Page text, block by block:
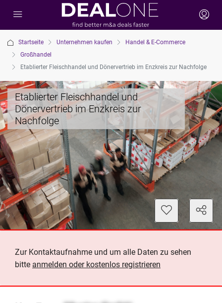
Startseite Unternehmen kaufen
Handel & E-Commerce
Großhandel
Etablierter Fleischhandel und Dönervertrieb im Enzkreis zur Nachfolge
Etablierter Fleischhandel und
Dönervertrieb im Enzkreis zur
Nachfolge
Zur Kontaktaufnahme und um alle Daten zu sehen
bitte anmelden oder kostenlos registrieren